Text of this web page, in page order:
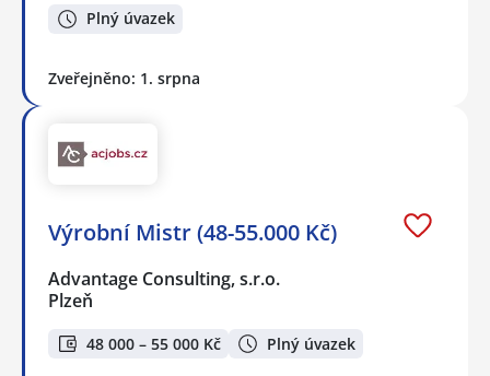
Plný úvazek
Zveřejněno: 1. srpna
Výrobní Mistr (48-55.000 Kč)
Advantage Consulting, s.r.o.
Plzeň
48 000 – 55 000 Kč Plný úvazek